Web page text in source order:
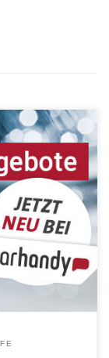
für
sein
auch DSL-
unitymedia.
Online-
aus allen
als beim